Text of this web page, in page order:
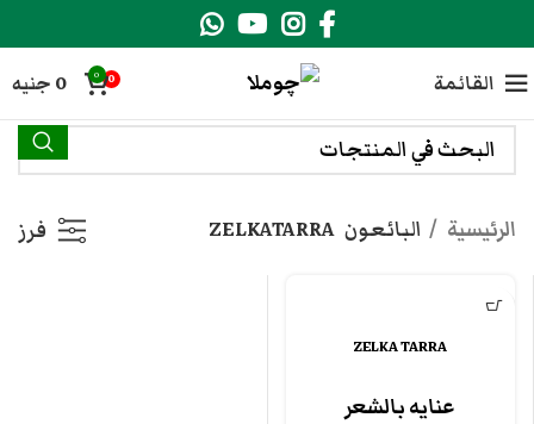
القائمة 0
0
0 جنيه
الرئيسية البائعون ZELKATARRA فرز
ZELKA TARRA
عنايه بالشعر